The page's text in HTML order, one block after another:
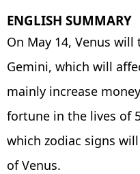
ENGLISH SUMMARY
On May 14, Venus
Gemini, which will
mainly increase
fortune in the lives of
which zodiac signs
of Venus.